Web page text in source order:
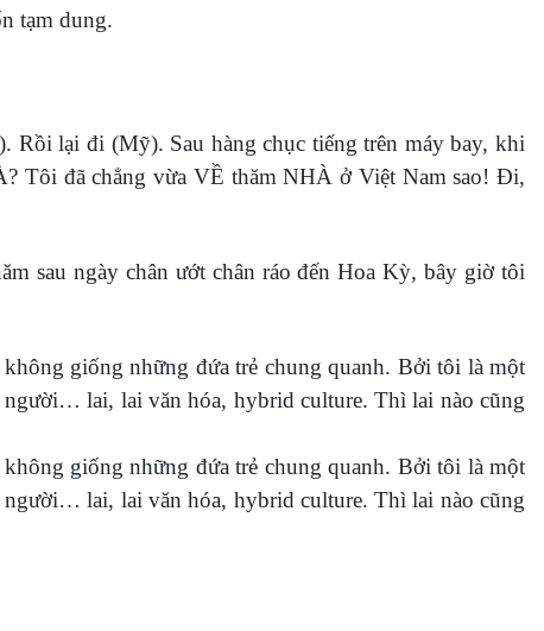
tạm dung.
Rồi lại đi (Mỹ). Sau hàng chục tiếng trên máy bay, khi
Tôi đã chẳng vừa VỀ thăm NHÀ ở Việt Nam sao! Đi,
sau ngày chân ướt chân ráo đến Hoa Kỳ, bây giờ tôi
giống những đứa trẻ chung quanh. Bởi tôi là một
lai, lai văn hóa, hybrid culture. Thì lai nào cũng
giống những đứa trẻ chung quanh. Bởi tôi là một
lai, lai văn hóa, hybrid culture. Thì lai nào cũng